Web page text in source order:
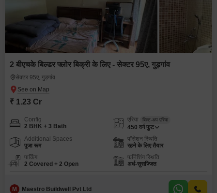
2 बीएचके बिल्डर फ्लोर बिक्री के लिए - सेक्टर 95ए, गुड़गांव
सेक्टर 95ए, गुड़गांव
₹ 1.23 Cr
Config
2 BHK + 3 Bath
एरिया बिल्ट-अप एरिया
450 वर्ग फुट
Additional Spaces
पूजा रूम
पॉसेशन स्थिति
रहने के लिए तैयार
पार्किंग
2 Covered + 2 Open
फर्निशिंग स्थिति
अर्ध-सुसज्जित
M Maestro Buildwell Pvt Ltd